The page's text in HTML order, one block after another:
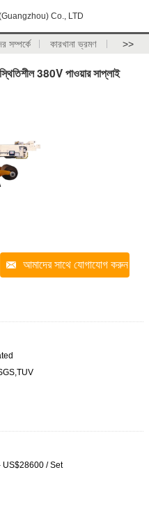
Co., LTD
সম্পর্কে কারখানা ভ্রমণ >>
380V পাওয়ার সাপ্লাই
আমাদের সাথে যোগাযোগ করুন
US$28600 / Set